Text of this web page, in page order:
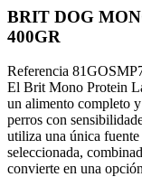
BRIT DOG
400GR
Referencia
El Brit Mono Protein
un alimento completo
perros con
utiliza una única
seleccionada,
convierte en una